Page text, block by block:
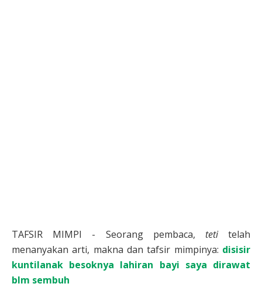
TAFSIR MIMPI - Seorang pembaca, tetitelah
menanyakan arti, makna dan tafsir mimpinya: disisir
kuntilanak besoknya lahiran bayi saya dirawat
blm sembuh